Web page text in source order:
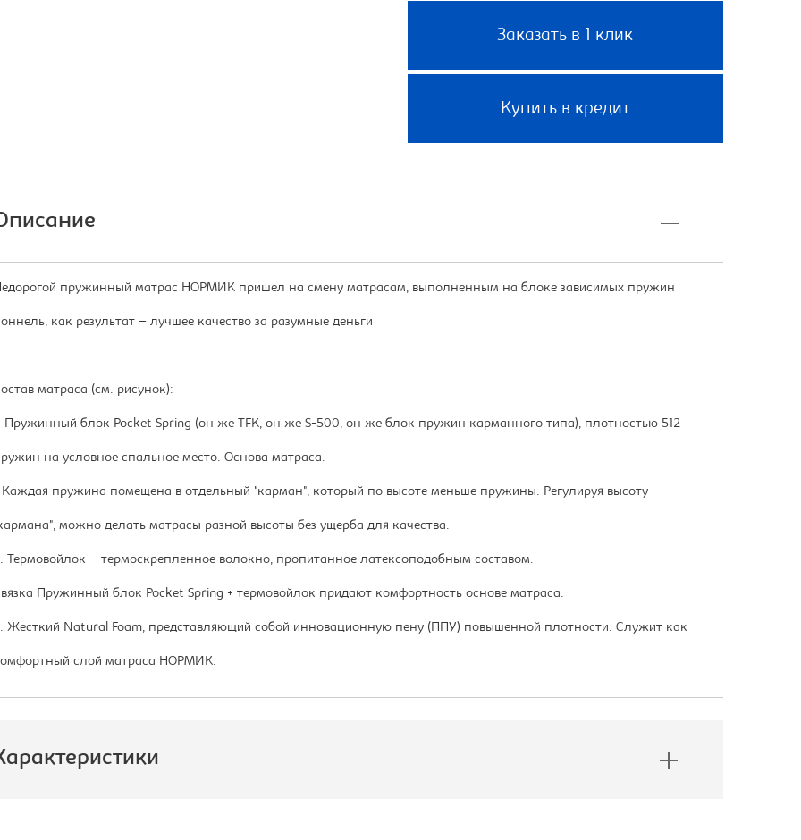
Заказать в 1 клик
Купить в кредит
пружинный матрас НОРМИК пришел на смену матрасам, выполненным на блоке зависимых пружин
как результат – лучшее качество за разумные деньги
матраса (см. рисунок):
Пружинный блок Pocket Spring (он же TFK, он же S-500, он же блок пружин карманного типа), плотностью 512
на условное спальное место. Основа матраса.
пружина помещена в отдельный "карман", который по высоте меньше пружины. Регулируя высоту
можно делать матрасы разной высоты без ущерба для качества.
Термовойлок – термоскрепленное волокно, пропитанное латексоподобным составом.
Пружинный блок Pocket Spring + термовойлок придают комфортность основе матраса.
Жесткий Natural Foam, представляющий собой инновационную пену (ППУ) повышенной плотности. Служит как
слой матраса НОРМИК.